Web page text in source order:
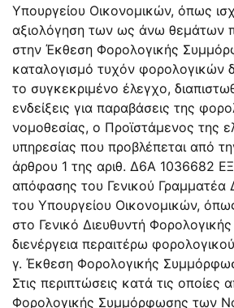
Υπουργείου Οικονομικών, όπως
αξιολόγηση των ως άνω θεμάτων
στην Έκθεση Φορολογικής
καταλογισμό τυχόν φορολογικών
το συγκεκριμένο έλεγχο,
ενδείξεις για παραβάσεις της
νομοθεσίας, ο Προϊστάμενος της
υπηρεσίας που προβλέπεται από
άρθρου 1 της αριθ. Δ6Α 1036682
απόφασης του Γενικού
του Υπουργείου Οικονομικών, όπως
στο Γενικό Διευθυντή
διενέργεια περαιτέρω
γ. Έκθεση Φορολογικής
Στις περιπτώσεις κατά τις οποίες
Φορολογικής Συμμόρφωσης των